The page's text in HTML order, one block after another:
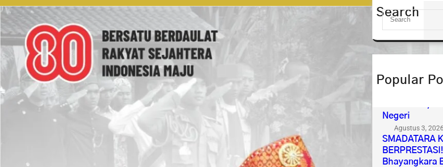
Search
S
a
h
Popular
Selamat &
IPDN 2026
Almamater,
Negeri
Agustus 3, 2026
SMADATARA
Bhayangkara